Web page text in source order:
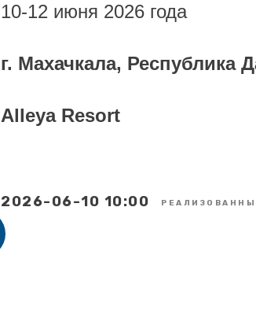
10-12 июня 2026 года
г. Махачкала, Республика
Alleya Resort
2026-06-10 10:00